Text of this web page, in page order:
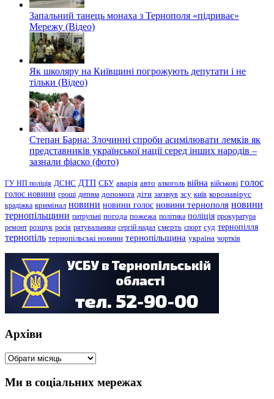
Запальний танець монаха з Тернополя «підриває»
Мережу (Відео)
Як школяру на Київщині погрожують депутати і не
тільки (Відео)
Степан Барна: Злочинні спроби асимілювати лемків як
представників української нації серед інших народів –
зазнали фіаско (фото)
ГУ НП поліція ДСНС ДТП СБУ аварія авто алкоголь війна військові голос
голос новини гроші дитина допомога діти загинув зсу київ коронавірус
крадіжка кримінал новини новини голос новини тернополя новини
тернопільщини патрульні погода пожежа політика поліція прокуратура
ремонт розшук росія рятувальники сергій надал смерть спорт суд тернопілля
тернопіль тернопільські новини тернопільщина україна чортків
Архіви
Архіви
Ми в соціальних мережах